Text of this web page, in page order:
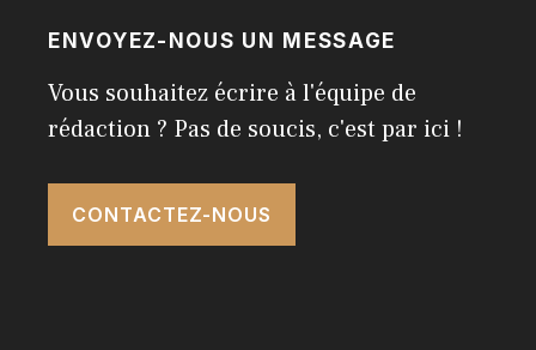
ENVOYEZ-NOUS UN MESSAGE
Vous souhaitez écrire à l'équipe de
rédaction ? Pas de soucis, c'est par ici !
CONTACTEZ-NOUS